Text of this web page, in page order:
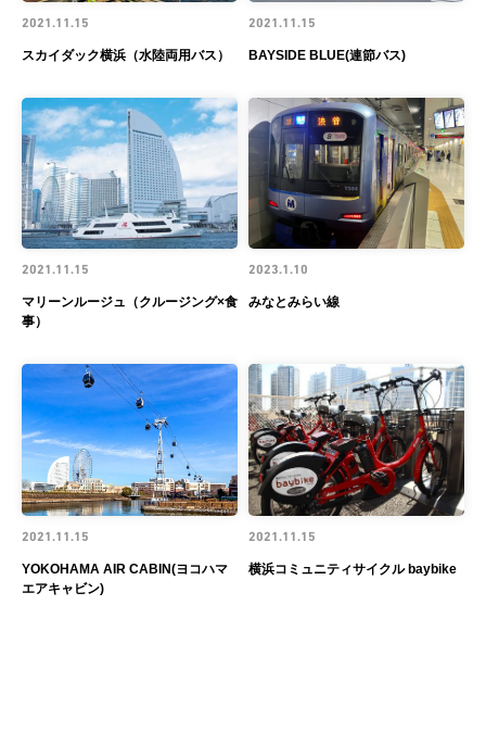
スカイダック横浜（水陸両用バス）
2021.11.15
BAYSIDE BLUE(連節バス)
2021.11.15
マリーンルージュ（クルージング×食
事）
2021.11.15
みなとみらい線
2023.1.10
YOKOHAMA AIR CABIN(ヨコハマ
エアキャビン)
2021.11.15
横浜コミュニティサイクル baybike
2021.11.15